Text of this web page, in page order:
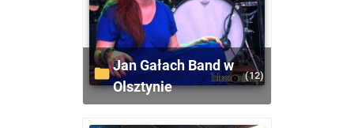
Jan Gałach Band w
Olsztynie
(12)